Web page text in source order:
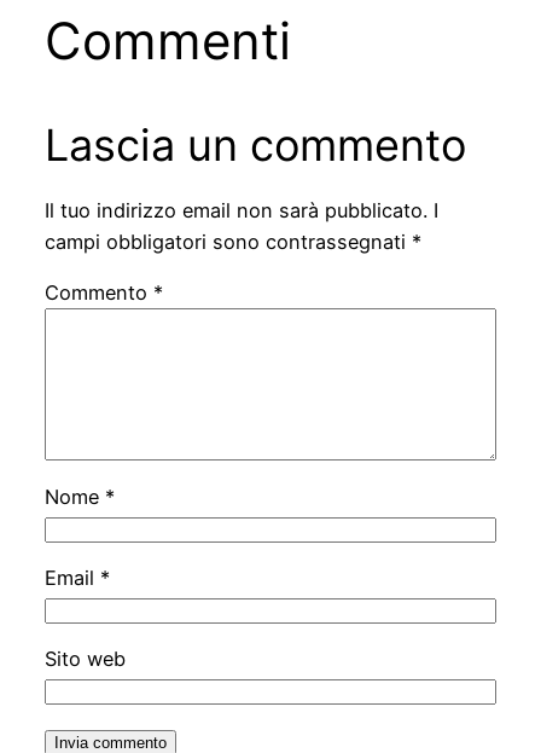
Commenti
Lascia un commento
Il tuo indirizzo email non sarà pubblicato. I
campi obbligatori sono contrassegnati *
Commento *
Nome *
Email *
Sito web